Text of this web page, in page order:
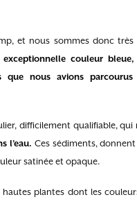
et nous sommes donc très
couleur
que nous avions
difficilement qualifiable,
l’eau. Ces sédiments,
satinée et opaque.
plantes dont les